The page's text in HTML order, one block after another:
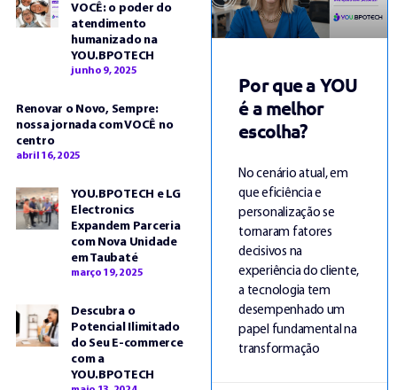
VOCÊ: o poder do
atendimento
humanizado na
YOU.BPOTECH
junho 9, 2025
Renovar o Novo, Sempre:
nossa jornada com VOCÊ no
centro
abril 16, 2025
YOU.BPOTECH e LG
Electronics
Expandem Parceria
com Nova Unidade
em Taubaté
março 19, 2025
Descubra o
Potencial Ilimitado
do Seu E-commerce
com a
YOU.BPOTECH
Por que a YOU
é a melhor
escolha?
No cenário atual, em
que eficiência e
personalização se
tornaram fatores
decisivos na
experiência do cliente,
a tecnologia tem
desempenhado um
papel fundamental na
transformação